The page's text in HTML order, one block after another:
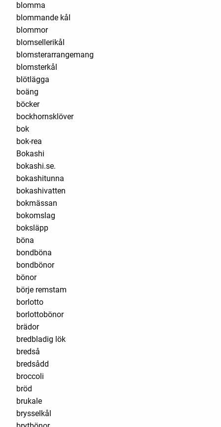
blomma
blommande kål
blommor
blomsellerikål
blomsterarrangemang
blomsterkål
blötlägga
boäng
böcker
bockhornsklöver
bok
bok-rea
Bokashi
bokashi.se.
bokashitunna
bokashivatten
bokmässan
bokomslag
boksläpp
böna
bondböna
bondbönor
bönor
börje remstam
borlotto
borlottobönor
brädor
bredbladig lök
bredså
bredsådd
broccoli
bröd
brukale
brysselkål